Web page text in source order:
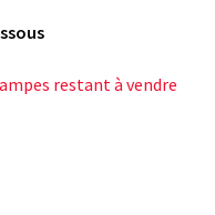
restant à vendre